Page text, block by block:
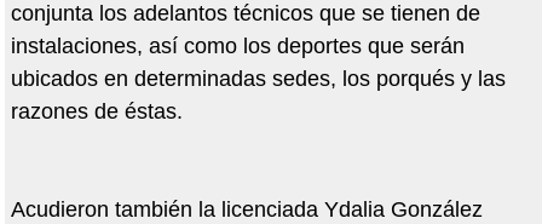
conjunta los adelantos técnicos que se tienen de
instalaciones, así como los deportes que serán
ubicados en determinadas sedes, los porqués y las
razones de éstas.
Acudieron también la licenciada Ydalia González